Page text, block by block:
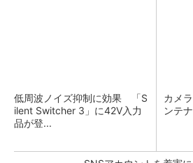
低周波ノイズ抑制に効果 「S
ilent Switcher 3」に42V入力
品が登...
カメ
ンテ